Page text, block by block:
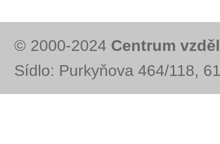
© 2000-2024 Centrum
Sídlo: Purkyňova 464/118,